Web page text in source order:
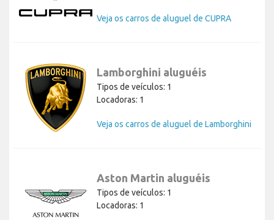
Veja os carros de aluguel de CUPRA
Lamborghini aluguéis
Tipos de veículos: 1
Locadoras: 1
Veja os carros de aluguel de Lamborghini
Aston Martin aluguéis
Tipos de veículos: 1
Locadoras: 1